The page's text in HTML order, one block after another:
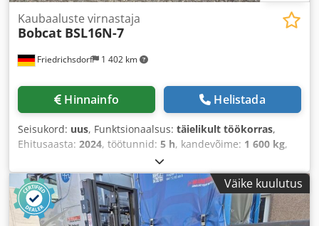
Friedrichsdorf 1 402 km
Kaubaaluste virnastaja
Bobcat BSL16N-7
Hinnainfo Helistada
Seisukord: uus, Funktsionaalsus: täielikult töökorras,
Ehitusaasta: 2024, töötunnid: 5 h, kandevõime: 1 600 kg,
, vaba tõstekõrgus:
kütuse tüüp:elektriline, masti tüüp:kolmekordne
(triplex), ehituskõrgus:2 008 mm , kahvli pikkus:1 150
mm, tühimass:1 340 kg, kogupikkus:1 964 mm, veotüüp:
Elektro, ehituslaius:820 mm,
Väike kuulutus